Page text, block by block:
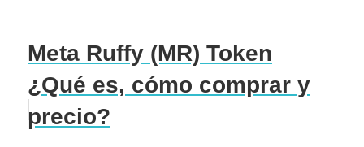
Meta Ruffy (MR) Token
¿Qué es, cómo comprar y
precio?